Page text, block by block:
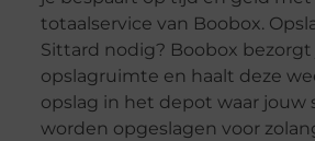
totaalservice van Boobox.
Sittard nodig? Boobox
opslagruimte en haalt deze
opslag in het depot waar jouw
worden opgeslagen voor